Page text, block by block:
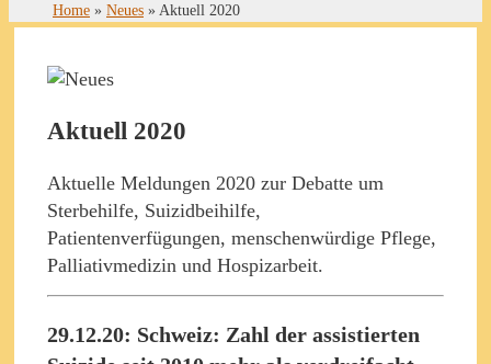
Home » Neues » Aktuell 2020
Aktuell 2020
Aktuelle Meldungen 2020 zur Debatte um
Sterbehilfe, Suizidbeihilfe,
Patientenverfügungen, menschenwürdige Pflege,
Palliativmedizin und Hospizarbeit.
29.12.20: Schweiz: Zahl der assistierten